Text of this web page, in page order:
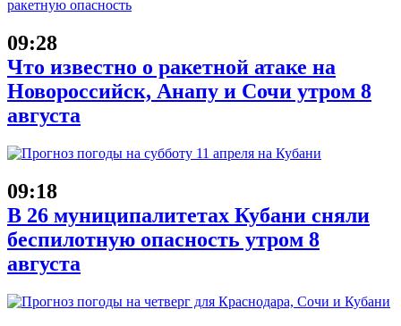
09:28
Что известно о ракетной атаке на
Новороссийск, Анапу и Сочи утром 8
августа
09:18
В 26 муниципалитетах Кубани сняли
беспилотную опасность утром 8
августа